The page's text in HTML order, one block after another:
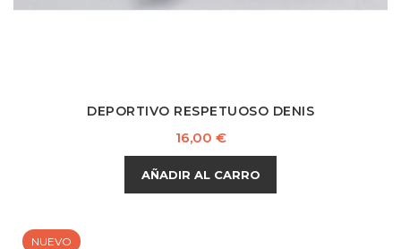
DEPORTIVO RESPETUOSO DENIS
Precio
16,00 €
AÑADIR AL CARRO
NUEVO